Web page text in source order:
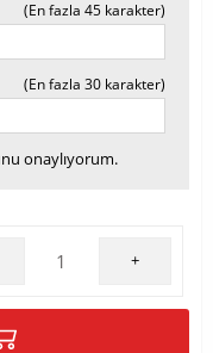
(En fazla 45 karakter)
(En fazla 30 karakter)
onaylıyorum.
+